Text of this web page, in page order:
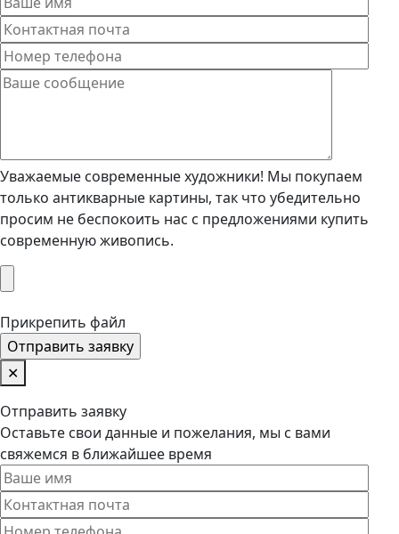
Уважаемые современные художники! Мы покупаем
только антикварные картины, так что убедительно
просим не беспокоить нас с предложениями купить
современную живопись.
Прикрепить файл
✕
Отправить заявку
Оставьте свои данные и пожелания, мы с вами
свяжемся в ближайшее время